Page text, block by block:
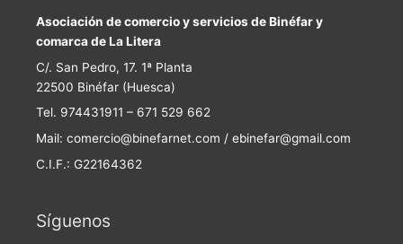
Asociación de comercio y servicios de Binéfar y
comarca de La Litera
C/. San Pedro, 17. 1ª Planta
22500 Binéfar (Huesca)
Tel. 974431911 – 671 529 662
Mail: comercio@binefarnet.com / ebinefar@gmail.com
C.I.F.: G22164362
Síguenos